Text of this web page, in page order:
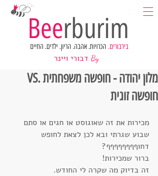
Beerburim
בירבורים. הכרויות. אהבה. הריון. ילדים. החיים
By
מלון יהודה - חופשה משפחתית .VS
חופשה זוגית
מכירות את זה שאוגוסט או חגים או סתם
שבוע שגרתי ובא לכן לצאת לחופש
דחוףףףףףףףף?
ברור שמכירות!
זה בדיוק מה שקרה לי החודש.